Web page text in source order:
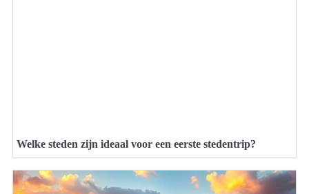
Welke steden zijn ideaal voor een eerste stedentrip?